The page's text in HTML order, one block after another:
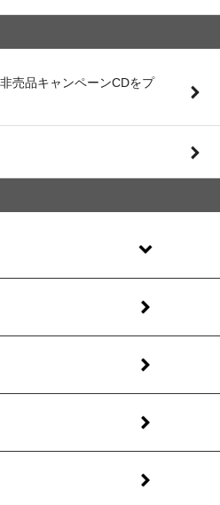
売品キャンペーンCDをプ